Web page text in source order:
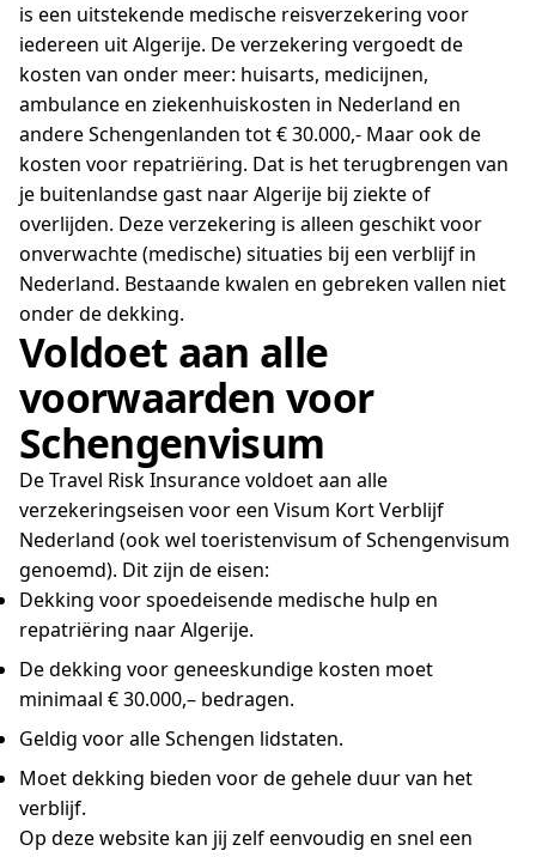
is een uitstekende medische reisverzekering voor
iedereen uit Algerije. De verzekering vergoedt de
kosten van onder meer: huisarts, medicijnen,
ambulance en ziekenhuiskosten in Nederland en
andere Schengenlanden tot € 30.000,- Maar ook de
kosten voor repatriëring. Dat is het terugbrengen van
je buitenlandse gast naar Algerije bij ziekte of
overlijden. Deze verzekering is alleen geschikt voor
onverwachte (medische) situaties bij een verblijf in
Nederland. Bestaande kwalen en gebreken vallen niet
onder de dekking.
Voldoet aan alle
voorwaarden voor
Schengenvisum
De Travel Risk Insurance voldoet aan alle
verzekeringseisen voor een Visum Kort Verblijf
Nederland (ook wel toeristenvisum of Schengenvisum
genoemd). Dit zijn de eisen:
Dekking voor spoedeisende medische hulp en
repatriëring naar Algerije.
De dekking voor geneeskundige kosten moet
minimaal € 30.000,– bedragen.
Geldig voor alle Schengen lidstaten.
Moet dekking bieden voor de gehele duur van het
verblijf.
Op deze website kan jij zelf eenvoudig en snel een